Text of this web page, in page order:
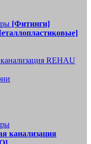
[Фитинги]
REHAU
канализация